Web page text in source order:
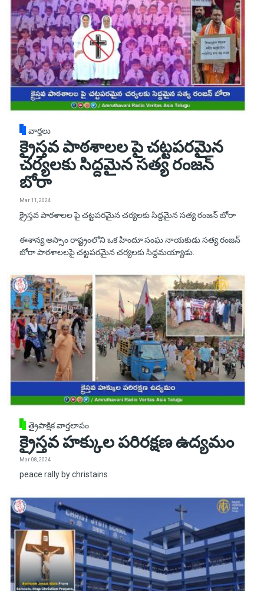
వార్తలు
క్రైస్తవ పాఠశాలల పై చట్టపరమైన
చర్యలకు సిద్దమైన సత్య రంజన్
బోరా
Mar 11, 2024
క్రైస్తవ పాఠశాలల పై చట్టపరమైన చర్యలకు సిద్దమైన సత్య రంజన్ బోరా
ఈశాన్య అస్సాం రాష్ట్రంలోని ఒక హిందూ సంఘ నాయకుడు సత్య రంజన్
బోరా పాఠశాలలపై చట్టపరమైన చర్యలకు సిద్దమయ్యాడు.
త్రైపాక్షిక వార్తలాపం
క్రైస్తవ హక్కుల పరిరక్షణ ఉద్యమం
Mar 08, 2024
peace rally by christains